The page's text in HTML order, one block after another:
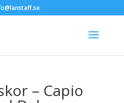
– Capio